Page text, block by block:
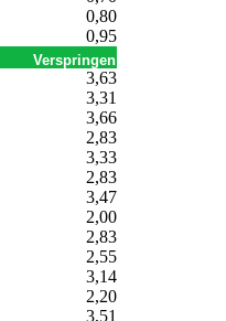
0,80
0,95
Verspringen
3,63
3,31
3,66
2,83
3,33
2,83
3,47
2,00
2,83
2,55
3,14
2,20
3,51